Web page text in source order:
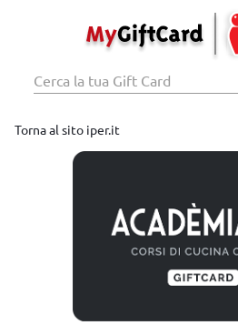
Torna al sito iper.it